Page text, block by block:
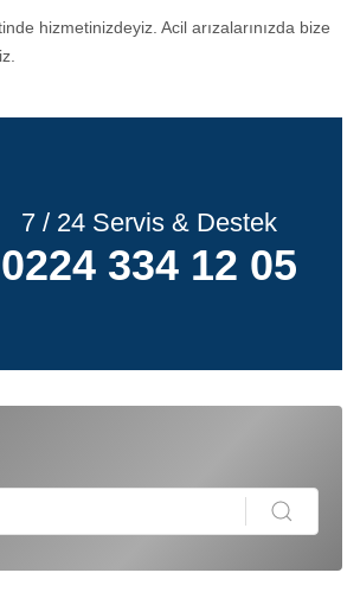
hizmetinizdeyiz. Acil arızalarınızda bize
7 / 24 Servis & Destek
0224 334 12 05